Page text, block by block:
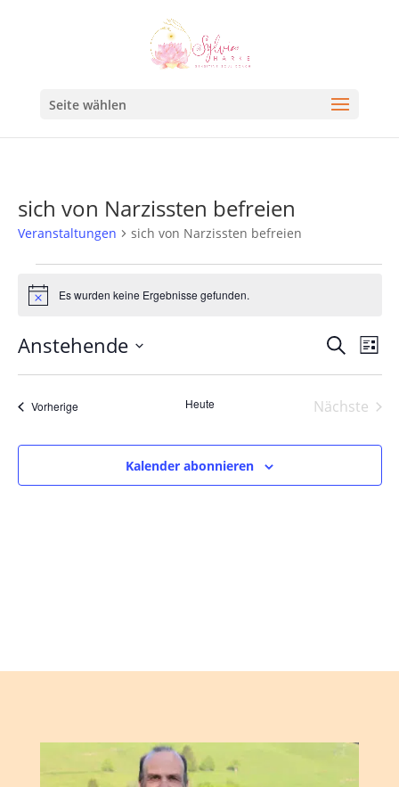
Seite wählen
sich von Narzissten befreien
Veranstaltungen sich von Narzissten befreien
HinweisEs wurden keine Ergebnisse gefunden.
Suche
und
SucheListe
Anstehende
Datum
wählen.
VorherigeVeranstaltungen Heute
Nächste
Kalender abonnieren